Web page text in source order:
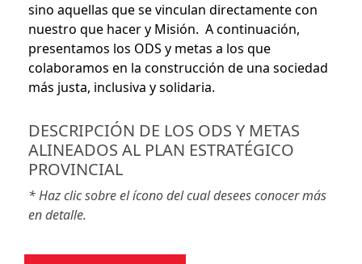
sino aquellas que se vinculan directamente con
nuestro que hacer y Misión. A continuación,
presentamos los ODS y metas a los que
colaboramos en la construcción de una sociedad
más justa, inclusiva y solidaria.
DESCRIPCIÓN DE LOS ODS Y METAS
ALINEADOS AL PLAN ESTRATÉGICO
PROVINCIAL
* Haz clic sobre el ícono del cual desees conocer más
en detalle.